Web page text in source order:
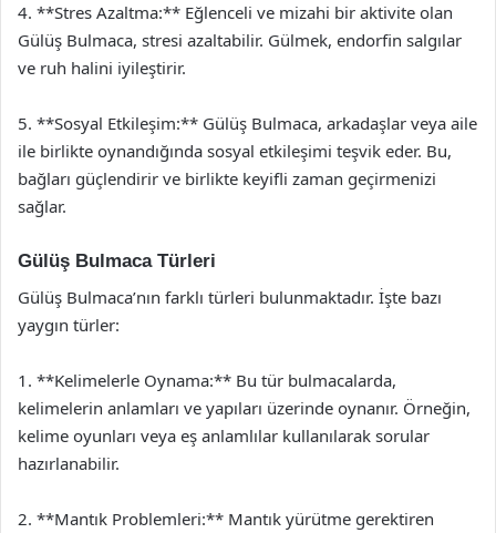
4. **Stres Azaltma:** Eğlenceli ve mizahi bir aktivite olan
Gülüş Bulmaca, stresi azaltabilir. Gülmek, endorfin salgılar
ve ruh halini iyileştirir.
5. **Sosyal Etkileşim:** Gülüş Bulmaca, arkadaşlar veya aile
ile birlikte oynandığında sosyal etkileşimi teşvik eder. Bu,
bağları güçlendirir ve birlikte keyifli zaman geçirmenizi
sağlar.
Gülüş Bulmaca Türleri
Gülüş Bulmaca’nın farklı türleri bulunmaktadır. İşte bazı
yaygın türler:
1. **Kelimelerle Oynama:** Bu tür bulmacalarda,
kelimelerin anlamları ve yapıları üzerinde oynanır. Örneğin,
kelime oyunları veya eş anlamlılar kullanılarak sorular
hazırlanabilir.
2. **Mantık Problemleri:** Mantık yürütme gerektiren